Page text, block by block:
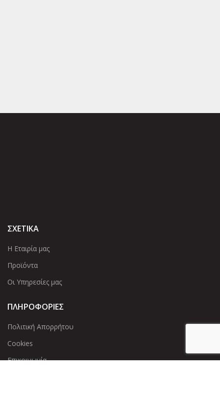
ΣΧΕΤΙΚΑ
Η Εταιρία μας
Προϊόντα
Οι Υπηρεσίες μας
ΠΛΗΡΟΦΟΡΙΕΣ
Πολιτική Απορρήτου
Cookies
Επικοινωνία